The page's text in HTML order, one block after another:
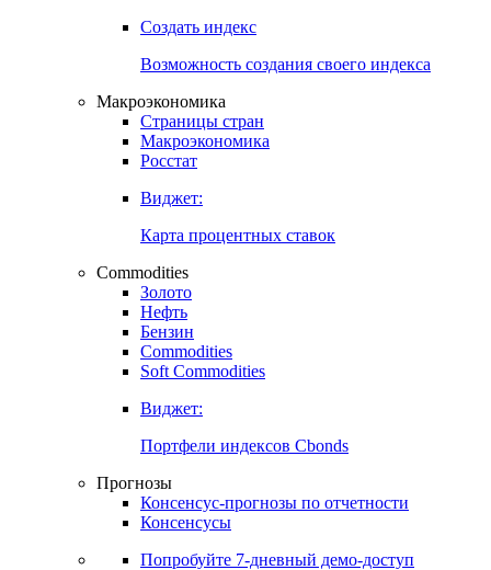
Создать индекс
Возможность создания своего индекса
Макроэкономика
Страницы стран
Макроэкономика
Росстат
Виджет:
Карта процентных ставок
Commodities
Золото
Нефть
Бензин
Commodities
Soft Commodities
Виджет:
Портфели индексов Cbonds
Прогнозы
Консенсус-прогнозы по отчетности
Консенсусы
Попробуйте 7-дневный демо-доступ